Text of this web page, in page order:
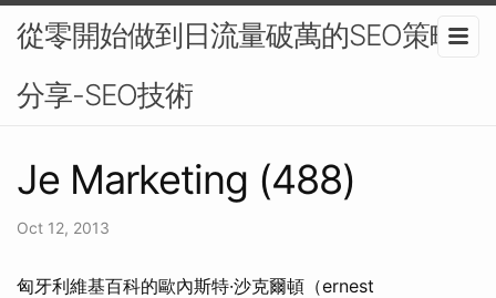
從零開始做到日流量破萬的SEO策略
分享-SEO技術
Je Marketing (488)
Oct 12, 2013
匈牙利維基百科的歐內斯特·沙克爾頓（ernest